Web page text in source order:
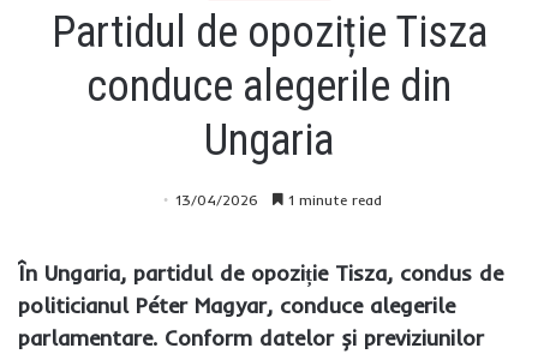
Partidul de opoziție Tisza
conduce alegerile din
Ungaria
13/04/2026 1 minute read
În Ungaria, partidul de opoziție Tisza, condus de
politicianul Péter Magyar, conduce alegerile
parlamentare. Conform datelor și previziunilor